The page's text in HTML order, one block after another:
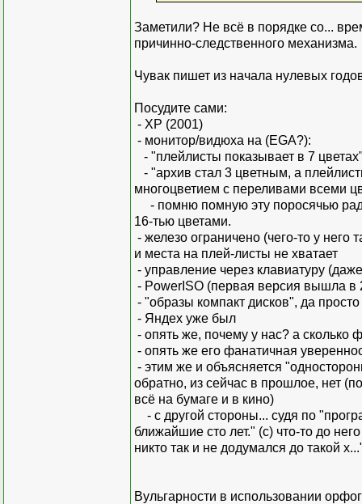
Заметили? Не всё в порядке со...
причинно-следственного механизма.
Чувак пишет из начала нулевых
Посудите сами:
- ХР (2001)
- монитор/видюха на (EGA?):
- "плейлисты показывает в 7
- "архив стал 3 цветным, а
многоцветием с переливами всеми
- помню помную эту поросячью
16-тью цветами.
- железо ограничено (чего-то у
и места на плей-листы не хватает
- управление через клавиатуру
- PowerISO (первая версия вышла в
- "образы компакт дисков", да
- Яндех уже был
- опять же, почему у нас? а сколько
- опять же его фанатичная
- этим же и объясняется
обратно, из сейчас в прошлое, нет
всё на бумаге и в кино)
- с другой стороны... судя по
ближайшие сто лет." (с) что-то до
никто так и не додумался до такой
Вульгарности в использовании